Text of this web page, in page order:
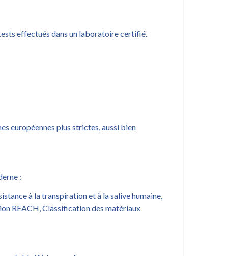
effectués dans un laboratoire certifié.
européennes plus strictes, aussi bien
:
à la transpiration et à la salive humaine,
REACH, Classification des matériaux